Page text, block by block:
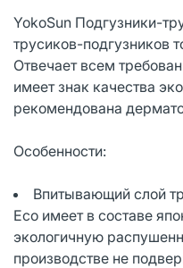
YokoSun Подгузники-
трусиков-подгузников
Отвечает всем
имеет знак качества
рекомендована
Особенности:
Впитывающий слой
Eco имеет в составе
экологичную
производстве не